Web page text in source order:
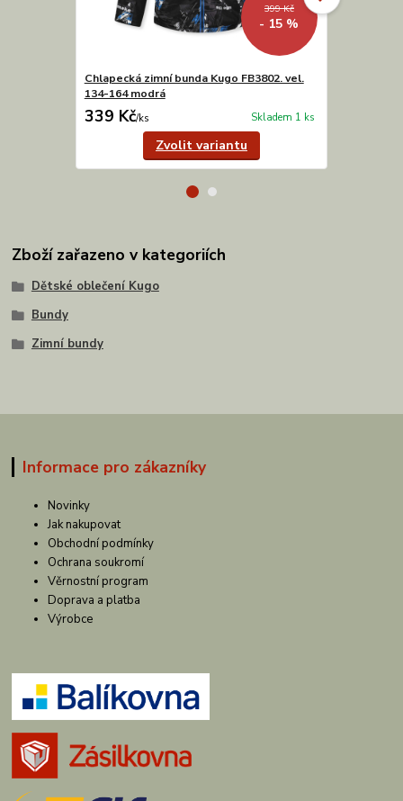
399 Kč
- 15 %
Chlapecká zimní bunda Kugo FB3802. vel.
134-164 modrá
339 Kč/ks Skladem 1 ks
Zvolit variantu
Zboží zařazeno v kategoriích
Dětské oblečení Kugo
Bundy
Zimní bundy
Informace pro zákazníky
Novinky
Jak nakupovat
Obchodní podmínky
Ochrana soukromí
Věrnostní program
Doprava a platba
Výrobce